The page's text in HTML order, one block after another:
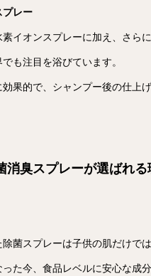
プレー
イオンスプレーに加え、さら
も注目を浴びています。
果的で、シャンプー後の仕
臭スプレーが選ばれる
菌スプレーは子供の肌だけで
た今、食品レベルに安心な